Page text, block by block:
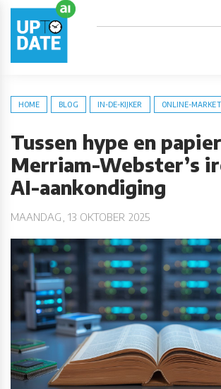
HOME BLOG IN-DE-KIJKER ONLINE-
Tussen hype en
Merriam-Webster’s
AI-aankondiging
MAANDAG, 13 OKTOBER 2025